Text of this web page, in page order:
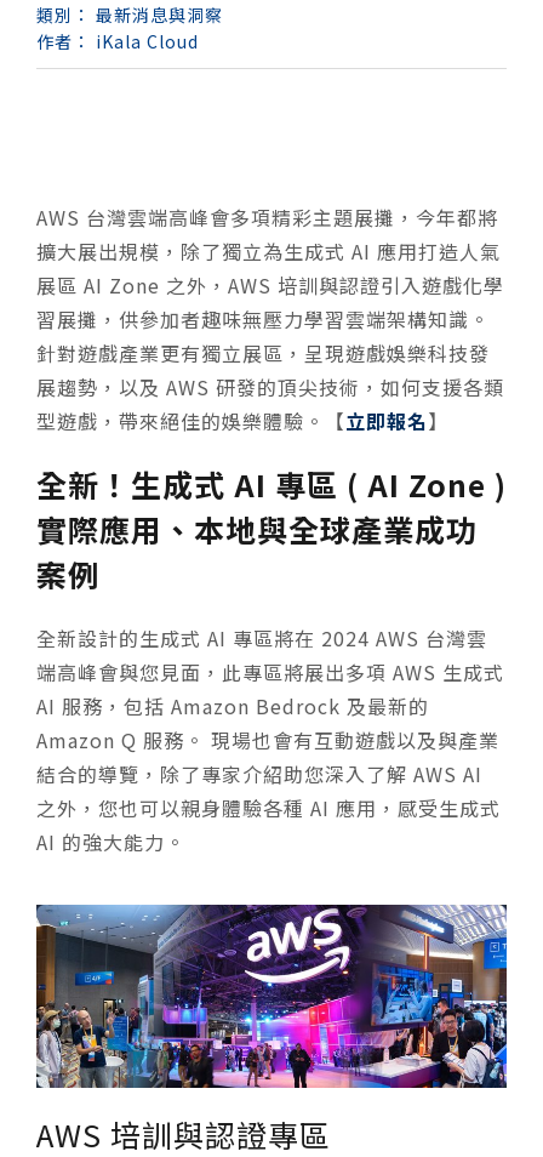
類別： 最新消息與洞察
作者： iKala Cloud
AWS 台灣雲端高峰會多項精彩主題展攤，今年都將
擴大展出規模，除了獨立為生成式 AI 應用打造人氣
展區 AI Zone 之外，AWS 培訓與認證引入遊戲化學
習展攤，供參加者趣味無壓力學習雲端架構知識。
針對遊戲產業更有獨立展區，呈現遊戲娛樂科技發
展趨勢，以及 AWS 研發的頂尖技術，如何支援各類
型遊戲，帶來絕佳的娛樂體驗。【立即報名】
全新！生成式 AI 專區 ( AI Zone )
實際應用、本地與全球產業成功
案例
全新設計的生成式 AI 專區將在 2024 AWS 台灣雲
端高峰會與您見面，此專區將展出多項 AWS 生成式
AI 服務，包括 Amazon Bedrock 及最新的
Amazon Q 服務。 現場也會有互動遊戲以及與產業
結合的導覽，除了專家介紹助您深入了解 AWS AI
之外，您也可以親身體驗各種 AI 應用，感受生成式
AI 的強大能力。
AWS 培訓與認證專區